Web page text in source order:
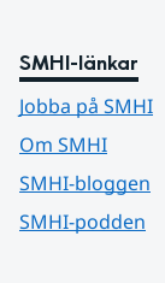
SMHI-länkar
Jobba på SMHI
Om SMHI
SMHI-bloggen
SMHI-podden